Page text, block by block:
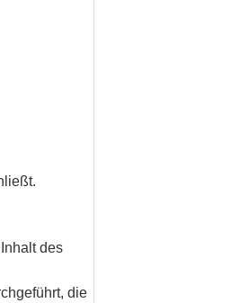
des
die